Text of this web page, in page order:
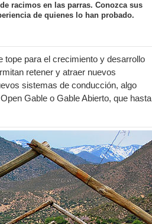
racimos en las parras. Conozca sus
de quienes lo han probado.
tope para el crecimiento y desarrollo
retener y atraer nuevos
sistemas de conducción, algo
Gable o Gable Abierto, que hasta